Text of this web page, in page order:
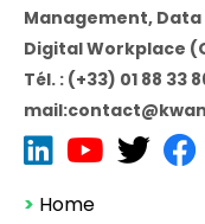
Management,
Digital Workplace
Tél. : (+33) 01 88 33
> Home